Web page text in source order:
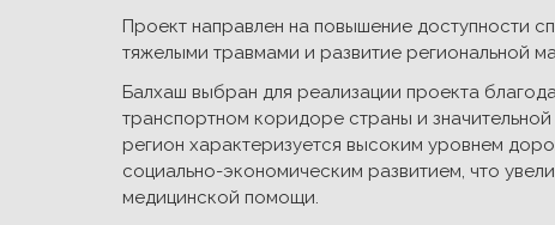
Проект направлен на повышение доступности
тяжелыми травмами и развитие региональной
Балхаш выбран для реализации проекта
транспортном коридоре страны и
регион характеризуется высоким уровнем
социально-экономическим развитием, что
медицинской помощи.